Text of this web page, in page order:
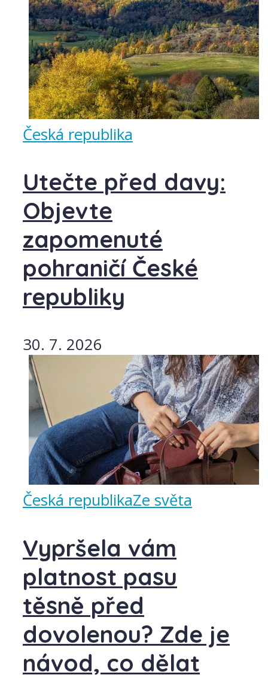
Česká republika
Utečte před davy:
Objevte
zapomenuté
pohraničí České
republiky
30. 7. 2026
Česká republikaZe světa
Vypršela vám
platnost pasu
těsně před
dovolenou? Zde je
návod, co dělat